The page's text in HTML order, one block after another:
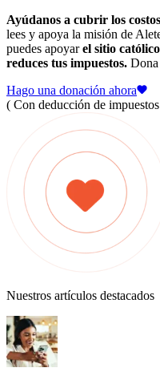
Ayúdanos a cubrir los
lees y apoya la misión de
puedes apoyarel sitio
reduces tus impuestos. Dona
Hago una donación ahora
( Con deducción de
Nuestros artículos destacados